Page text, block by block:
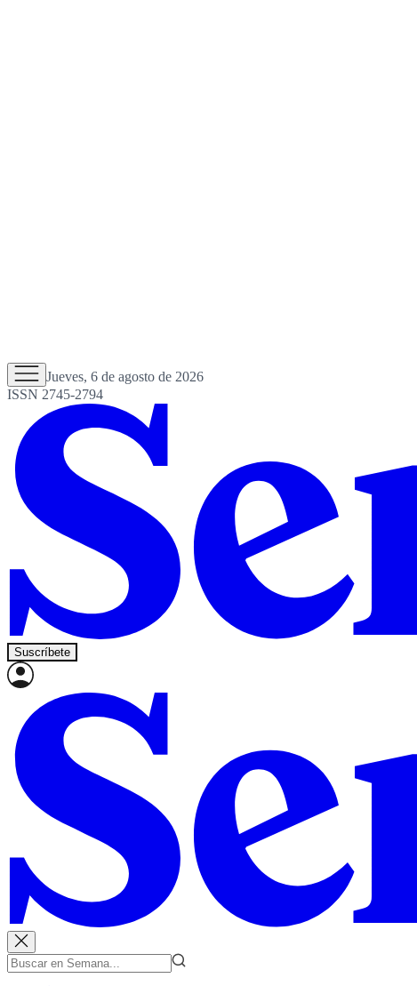
Jueves, 6 de agosto de 2026
ISSN 2745-2794
Suscríbete